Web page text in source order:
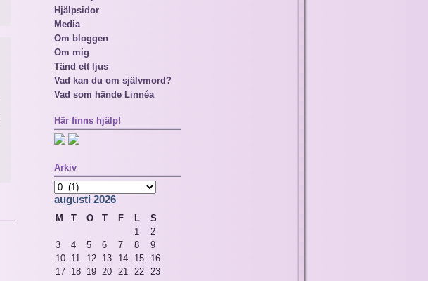
Hjälpsidor
Media
Om bloggen
Om mig
Tänd ett ljus
Vad kan du om självmord?
Vad som hände Linnéa
Här finns hjälp!
Arkiv
Arkiv
augusti 2026
M T O T F L
S
1
2
3
4 5 6 7 8
9
10 11 12 13 14 15
16
17 18 19 20 21 22 23